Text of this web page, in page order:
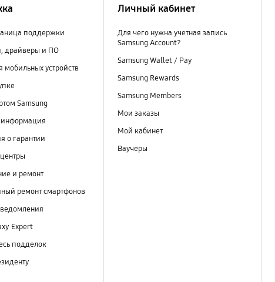
поддержки
драйверы и ПО
устройств
Samsung
информация
о гарантии
и ремонт
ремонт смартфонов
Expert
подделок
Личный кабинет
Для чего нужна учетная запись
Samsung Account?
Samsung Wallet / Pay
Samsung Rewards
Samsung Members
Мои заказы
Мой кабинет
Ваучеры